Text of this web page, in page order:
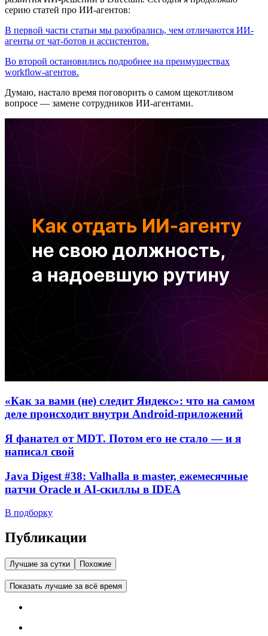
серию статей про ИИ-агентов:
В первой части статьи мы разобрались, чем отличаются ИИ-
агенты от чат-ботов и ассистентов.
Во второй остановились подробнее на преимуществах
workflow-агентов.
Думаю, настало время поговорить о самом щекотливом
вопросе — замене сотрудников ИИ-агентами.
«Как за вами (не) следит Яндекс»: что на самом
деле происходит внутри Android-приложений
Я фанател от MDT. Потом его не стало — и я
написал свой
Java Digest #38: Valhalla в master, ежемесячные
патчи Oracle и AI-скиллы в IDEA
В подборку
Публикации
Лучшие за сутки Похожие
Показать лучшие за всё время